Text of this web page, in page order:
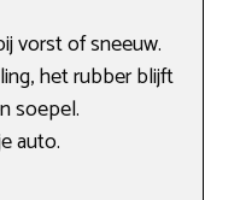
vorst of sneeuw.
het rubber blijft
soepel.
auto.